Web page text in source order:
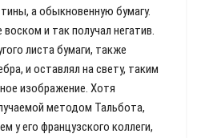
а обыкновенную бумагу.
и так получал негатив.
листа бумаги, также
и оставлял на свету, таким
изображение. Хотя
методом Тальбота,
у его французского коллеги,